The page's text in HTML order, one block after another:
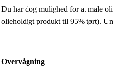
Du har dog mulighed for at male
olieholdigt produkt til 95% tørt).
Overvågning